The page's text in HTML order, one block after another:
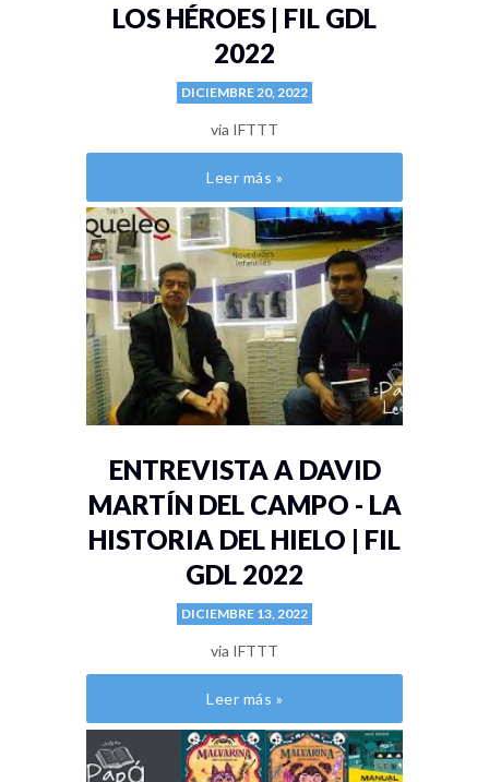
LOS HÉROES | FIL GDL
2022
DICIEMBRE 20, 2022
via IFTTT
Leer más »
ENTREVISTA A DAVID
MARTÍN DEL CAMPO - LA
HISTORIA DEL HIELO | FIL
GDL 2022
DICIEMBRE 13, 2022
via IFTTT
Leer más »